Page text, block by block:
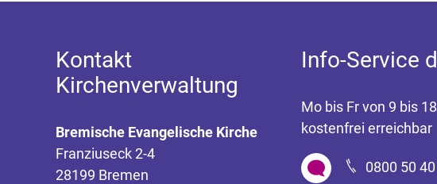
Kontakt
Kirchenverwaltung
Bremische Evangelische Kirche
Franziuseck 2-4
28199 Bremen
Info-Service
Mo bis Fr von 9 bis
kostenfrei erreichbar
0800 50